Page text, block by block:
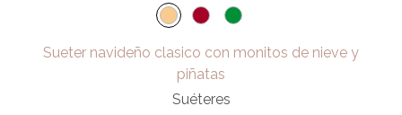
Sueter navideño clasico con monitos de nieve y
piñatas
Suéteres